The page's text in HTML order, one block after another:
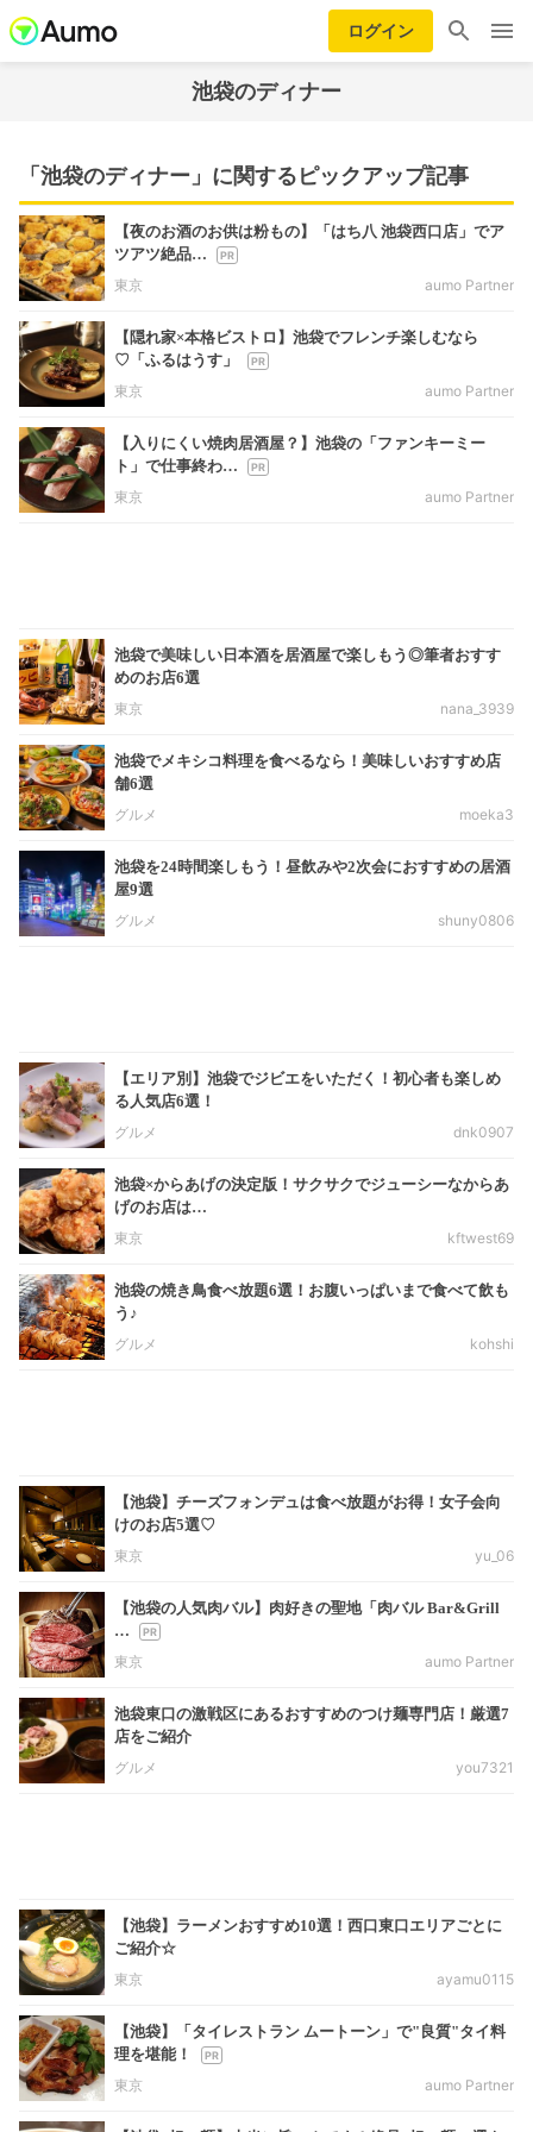
ログイン
池袋のディナー
「池袋のディナー」に関するピックアップ記事
【夜のお酒のお供は粉もの】「はち八 池袋西口店」でア
ツアツ絶品…
東京
aumo Partner
【隠れ家×本格ビストロ】池袋でフレンチ楽しむなら
♡「ふるはうす」
東京
aumo Partner
【入りにくい焼肉居酒屋？】池袋の「ファンキーミー
ト」で仕事終わ…
東京
aumo Partner
池袋で美味しい日本酒を居酒屋で楽しもう◎筆者おすす
めのお店6選
東京
nana_3939
池袋でメキシコ料理を食べるなら！美味しいおすすめ店
舗6選
グルメ
moeka3
池袋を24時間楽しもう！昼飲みや2次会におすすめの居酒
屋9選
グルメ
shuny0806
【エリア別】池袋でジビエをいただく！初心者も楽しめ
る人気店6選！
グルメ
dnk0907
池袋×からあげの決定版！サクサクでジューシーなからあ
げのお店は…
東京
kftwest69
池袋の焼き鳥食べ放題6選！お腹いっぱいまで食べて飲も
う♪
グルメ
kohshi
【池袋】チーズフォンデュは食べ放題がお得！女子会向
けのお店5選♡
東京
yu_06
【池袋の人気肉バル】肉好きの聖地「肉バル Bar&Grill
…
東京
aumo Partner
池袋東口の激戦区にあるおすすめのつけ麺専門店！厳選7
店をご紹介
グルメ
you7321
【池袋】ラーメンおすすめ10選！西口東口エリアごとに
ご紹介☆
東京
ayamu0115
【池袋】「タイレストラン ムートーン」で"良質"タイ料
理を堪能！
東京
aumo Partner